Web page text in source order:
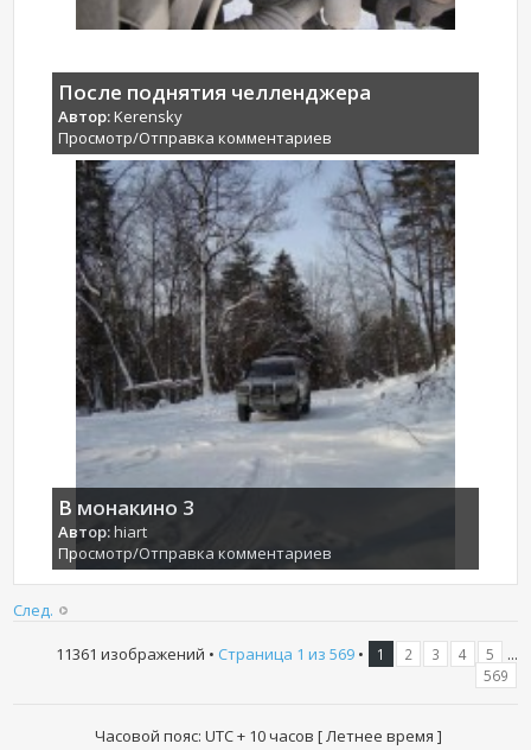
После поднятия челленджера
Автор:Kerensky
Просмотр/Отправка комментариев
В монакино 3
Автор:hiart
Просмотр/Отправка комментариев
След.
11361 изображений • Страница 1 из 569• 1 2 3 4 5 ...
569
Часовой пояс: UTC + 10 часов [ Летнее время ]